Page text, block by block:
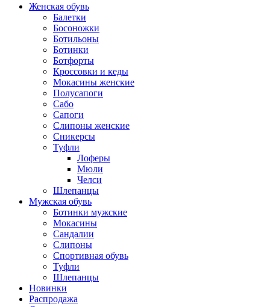
Женская обувь
Балетки
Босоножки
Ботильоны
Ботинки
Ботфорты
Кроссовки и кеды
Мокасины женские
Полусапоги
Сабо
Сапоги
Слипоны женские
Сникерсы
Туфли
Лоферы
Мюли
Челси
Шлепанцы
Мужская обувь
Ботинки мужские
Мокасины
Сандалии
Слипоны
Спортивная обувь
Туфли
Шлепанцы
Новинки
Распродажа